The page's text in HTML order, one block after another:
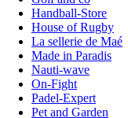
Handball-Store
House of Rugby
La sellerie de Maé
Made in Paradis
Nauti-wave
On-Fight
Padel-Expert
Pet and Garden